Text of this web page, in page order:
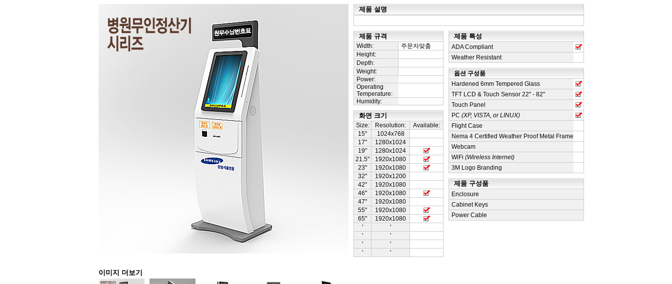
이미지 더보기
제품 설명
제품 규격
Width:
주문자맞춤
Height:
Depth:
Weight:
Power:
Operating
Temperature:
Humidity:
화면 크기
Size: Resolution:
Available:
15"
1024x768
17"
1280x1024
19"
1280x1024
21.5"
1920x1080
23"
1920x1080
32"
1920x1200
42"
1920x1080
46"
1920x1080
47"
1920x1080
55"
1920x1080
65"
1920x1080
'
'
'
'
'
'
'
'
제품 특성
ADA Compliant
Weather Resistant
옵션 구성품
Hardened 6mm Tempered Glass
TFT LCD & Touch Sensor 22" - 82"
Touch Panel
PC (XP, VISTA, or LINUX)
Flight Case
Nema 4 Certified Weather Proof Metal Frame
Webcam
WiFi (Wireless Internet)
3M Logo Branding
제품 구성품
Enclosure
Cabinet Keys
Power Cable